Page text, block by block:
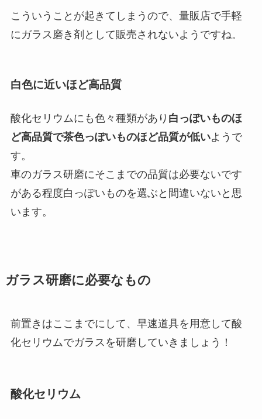
こういうことが起きてしまうので、量販店で手軽
にガラス磨き剤として販売されないようですね。
白色に近いほど高品質
酸化セリウムにも色々種類があり 白っぽいものほ
ど高品質で茶色っぽいものほど品質が低いようで
す。
車のガラス研磨にそこまでの品質は必要ないです
がある程度白っぽいものを選ぶと間違いないと思
います。
ガラス研磨に必要なもの
前置きはここまでにして、早速道具を用意して酸
化セリウムでガラスを研磨していきましょう！
酸化セリウム